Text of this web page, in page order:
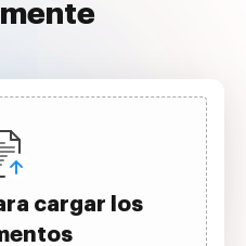
cargar los